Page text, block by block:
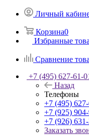
Личный
Корзина0
Избранные
Сравнение
+7 (495) 627-61-
Назад
Телефоны
+7 (495) 627-
+7 (925)
+7 (926)
Заказать